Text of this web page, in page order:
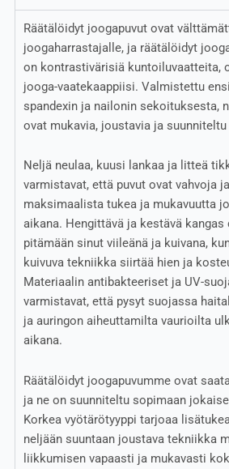
Räätälöidyt joogapuvut ovat
joogaharrastajalle, ja räätälöidyt
on kontrastivärisiä kuntoiluvaatteita,
jooga-vaatekaappiisi. Valmistettu
spandexin ja nailonin sekoituksesta,
ovat mukavia, joustavia ja
Neljä neulaa, kuusi lankaa ja litteä
varmistavat, että puvut ovat vahvoja
maksimaalista tukea ja mukavuutta
aikana. Hengittävä ja kestävä
pitämään sinut viileänä ja kuivana,
kuivuva tekniikka siirtää hien ja
Materiaalin antibakteeriset ja UV-
varmistavat, että pysyt suojassa
ja auringon aiheuttamilta vaurioilta
aikana.
Räätälöidyt joogapuvumme ovat
ja ne on suunniteltu sopimaan
Korkea vyötärötyyppi tarjoaa
neljään suuntaan joustava tekniikka
liikkumisen vapaasti ja mukavasti